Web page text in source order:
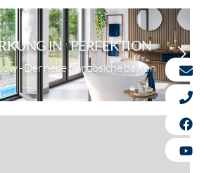
IN PERFEKTION
- Der neue französiche balkon